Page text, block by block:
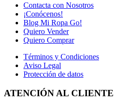
Contacta con Nosotros
¡Conócenos!
Blog Mi Ropa Go!
Quiero Vender
Quiero Comprar
Términos y Condiciones
Aviso Legal
Protección de datos
ATENCIÓN AL CLIENTE